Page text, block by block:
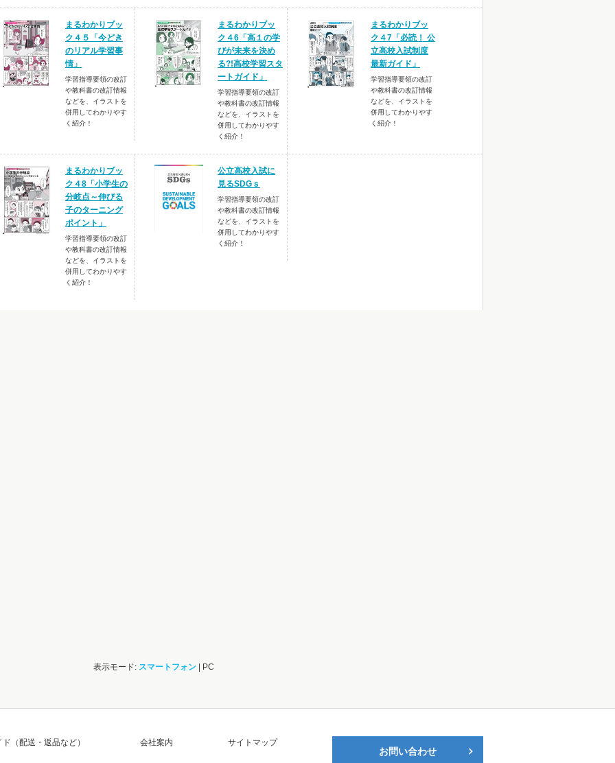
まるわかりブッ
ク４５「今どき
のリアル学習事
情」
学習指導要領の改訂
や教科書の改訂情報
などを、イラストを
併用してわかりやす
く紹介！
まるわかりブッ
ク４6「高１の学
びが未来を決め
る?!高校学習スタ
ートガイド」
学習指導要領の改訂
や教科書の改訂情報
などを、イラストを
併用してわかりやす
く紹介！
まるわかりブッ
ク４7「必読！ 公
立高校入試制度
最新ガイド」
学習指導要領の改訂
や教科書の改訂情報
などを、イラストを
併用してわかりやす
く紹介！
まるわかりブッ
ク４8「小学生の
分岐点～伸びる
子のターニング
ポイント」
学習指導要領の改訂
や教科書の改訂情報
などを、イラストを
併用してわかりやす
く紹介！
公立高校入試に
見るSDGｓ
学習指導要領の改訂
や教科書の改訂情報
などを、イラストを
併用してわかりやす
く紹介！
表示モード: スマートフォン | PC
（配送・返品など） 会社案内 サイトマップ
お問い合わせ